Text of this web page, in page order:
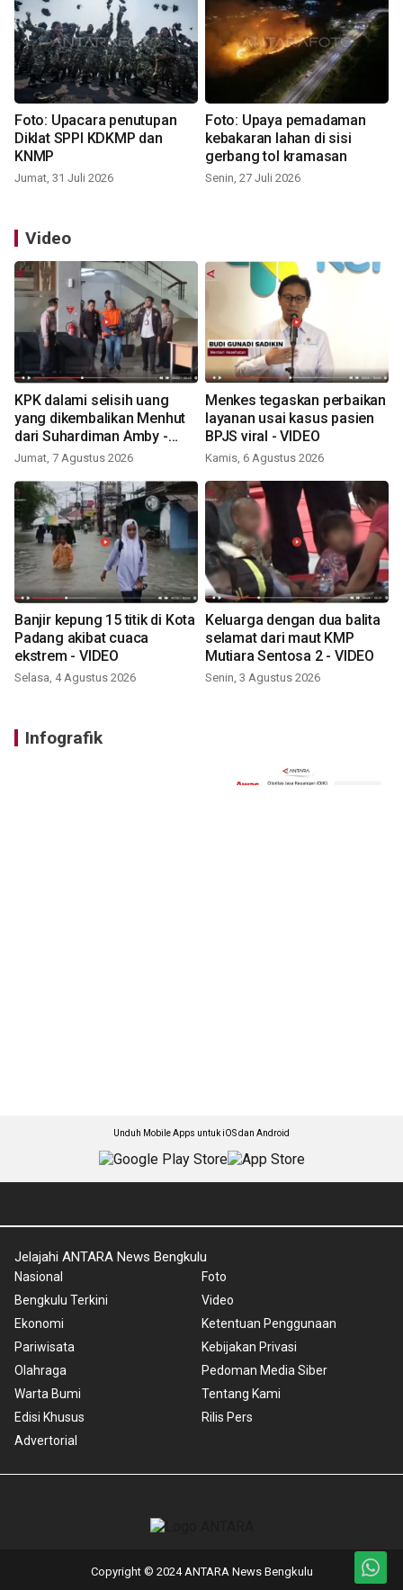
Foto: Upacara penutupan
Diklat SPPI KDKMP dan
KNMP
Jumat, 31 Juli 2026
Foto: Upaya pemadaman
kebakaran lahan di sisi
gerbang tol kramasan
Senin, 27 Juli 2026
Video
KPK dalami selisih uang
yang dikembalikan Menhut
dari Suhardiman Amby -
VIDEO
Jumat, 7 Agustus 2026
Menkes tegaskan perbaikan
layanan usai kasus pasien
BPJS viral - VIDEO
Kamis, 6 Agustus 2026
Banjir kepung 15 titik di Kota
Padang akibat cuaca
ekstrem - VIDEO
Selasa, 4 Agustus 2026
Keluarga dengan dua balita
selamat dari maut KMP
Mutiara Sentosa 2 - VIDEO
Senin, 3 Agustus 2026
Infografik
Unduh Mobile Apps untuk iOS dan Android
Jelajahi ANTARA News Bengkulu
Nasional
Bengkulu Terkini
Ekonomi
Pariwisata
Olahraga
Warta Bumi
Edisi Khusus
Advertorial
Foto
Video
Ketentuan Penggunaan
Kebijakan Privasi
Pedoman Media Siber
Tentang Kami
Rilis Pers
Copyright © 2024 ANTARA News Bengkulu